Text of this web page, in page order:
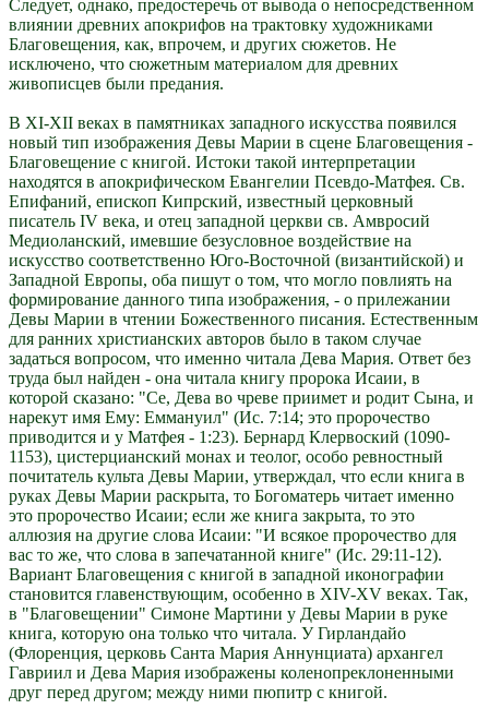
Следует, однако, предостеречь от вывода о непосредственном
влиянии древних апокрифов на трактовку художниками
Благовещения, как, впрочем, и других сюжетов. Не
исключено, что сюжетным материалом для древних
живописцев были предания.
В XI-XII веках в памятниках западного искусства появился
новый тип изображения Девы Марии в сцене Благовещения -
Благовещение с книгой. Истоки такой интерпретации
находятся в апокрифическом Евангелии Псевдо-Матфея. Св.
Епифаний, епископ Кипрский, известный церковный
писатель IV века, и отец западной церкви св. Амвросий
Медиоланский, имевшие безусловное воздействие на
искусство соответственно Юго-Восточной (византийской) и
Западной Европы, оба пишут о том, что могло повлиять на
формирование данного типа изображения, - о прилежании
Девы Марии в чтении Божественного писания. Естественным
для ранних христианских авторов было в таком случае
задаться вопросом, что именно читала Дева Мария. Ответ без
труда был найден - она читала книгу пророка Исаии, в
которой сказано: "Се, Дева во чреве приимет и родит Сына, и
нарекут имя Ему: Еммануил" (Ис. 7:14; это пророчество
приводится и у Матфея - 1:23). Бернард Клервоский (1090-
1153), цистерцианский монах и теолог, особо ревностный
почитатель культа Девы Марии, утверждал, что если книга в
руках Девы Марии раскрыта, то Богоматерь читает именно
это пророчество Исаии; если же книга закрыта, то это
аллюзия на другие слова Исаии: "И всякое пророчество для
вас то же, что слова в запечатанной книге" (Ис. 29:11-12).
Вариант Благовещения с книгой в западной иконографии
становится главенствующим, особенно в XIV-XV веках. Так,
в "Благовещении" Симоне Мартини у Девы Марии в руке
книга, которую она только что читала. У Гирландайо
(Флоренция, церковь Санта Мария Аннунциата) архангел
Гавриил и Дева Мария изображены коленопреклоненными
друг перед другом; между ними пюпитр с книгой.